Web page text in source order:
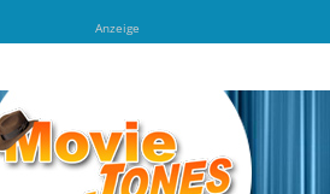
Anzeige